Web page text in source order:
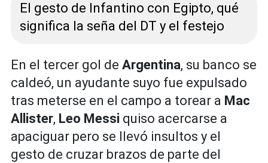
El gesto de Infantino con Egipto, qué
significa la seña del DT y el festejo
En el tercer gol de Argentina, su banco se
caldeó, un ayudante suyo fue expulsado
tras meterse en el campo a torear a Mac
Allister, Leo Messi quiso acercarse a
apaciguar pero se llevó insultos y el
gesto de cruzar brazos de parte del